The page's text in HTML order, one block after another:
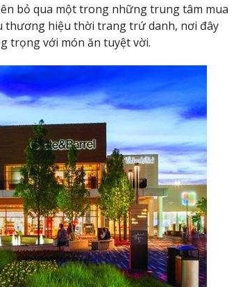
bỏ qua một trong những trung tâm mua
thương hiệu thời trang trứ danh, nơi đây
trọng với món ăn tuyệt vời.